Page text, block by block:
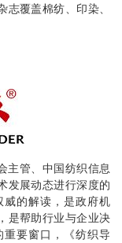
覆盖棉纺、印染、
主管、中国纺织信息
发展动态进行深度的
威的解读，是政府机
是帮助行业与企业决
要窗口，《纺织导